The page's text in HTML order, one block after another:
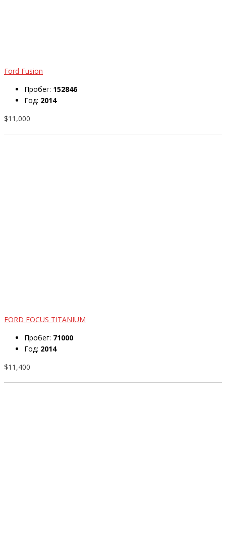
Ford Fusion
Пробег: 152846
Год: 2014
$11,000
FORD FOCUS TITANIUM
Пробег: 71000
Год: 2014
$11,400